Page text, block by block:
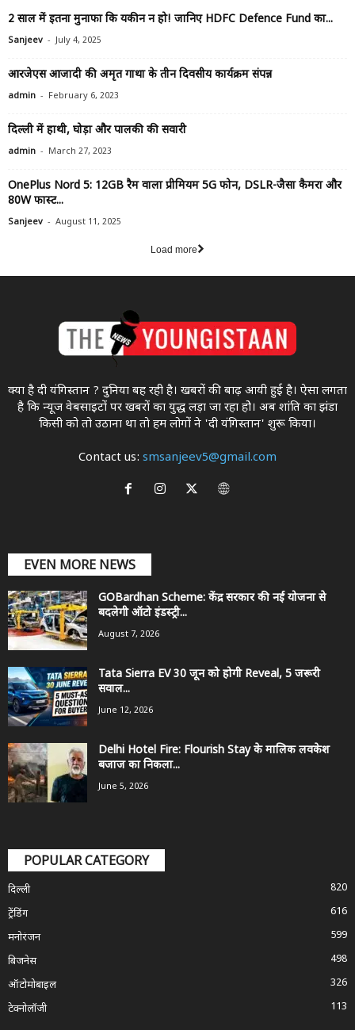
2 साल में इतना मुनाफा कि यकीन न हो! जानिए HDFC Defence Fund का...
Sanjeev - July 4, 2025
आरजेएस आजादी की अमृत गाथा के तीन दिवसीय कार्यक्रम संपन्न
admin - February 6, 2023
दिल्ली में हाथी, घोड़ा और पालकी की सवारी
admin - March 27, 2023
OnePlus Nord 5: 12GB रैम वाला प्रीमियम 5G फोन, DSLR-जैसा कैमरा और
80W फास्ट...
Sanjeev - August 11, 2025
Load more
क्या है दी यंगिस्तान ? दुनिया बह रही है। खबरों की बाढ़ आयी हुई है। ऐसा लगता
है कि न्यूज वेबसाइटों पर खबरों का युद्ध लड़ा जा रहा होे। अब शांति का झंडा
किसी को तो उठाना था ताे हम लोगों ने 'दी यंगिस्तान' शुरू किया।
Contact us: smsanjeev5@gmail.com
EVEN MORE NEWS
GOBardhan Scheme: केंद्र सरकार की नई योजना से
बदलेगी ऑटो इंडस्ट्री...
August 7, 2026
Tata Sierra EV 30 जून को होगी Reveal, 5 जरूरी
सवाल...
June 12, 2026
Delhi Hotel Fire: Flourish Stay के मालिक लवकेश
बजाज का निकला...
June 5, 2026
POPULAR CATEGORY
दिल्ली
820
ट्रेंडिंग
616
मनोरंजन
599
बिजनेस
498
ऑटोमोबाइल
326
टेक्नोलॉजी
113